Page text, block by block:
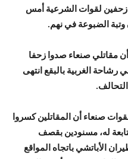
لقوات الشرعية أمس
وتبة الضبوعة في نهم.
مقاتلي صنعاء صدوا زحفا
رشاحة الغربية بالبقع انتهى
صنعاء أن المقاتلين كسروا
له، مسنودين بقصف
الأباتشي باتجاه المواقع